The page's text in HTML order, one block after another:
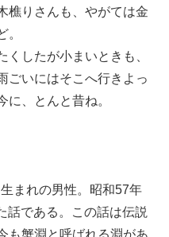
樵りさんも、やがては金
。
したが小まいときも、
ごいにはそこへ行きよっ
に、とんと昔ね。
まれの男性。昭和57年
話である。この話は伝説
も蟹淵と呼ばれる淵があ